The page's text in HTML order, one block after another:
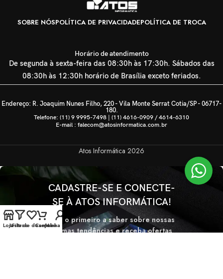
SOBRE NÓSPOLÍTICA DE PRIVACIDADEPOLÍTICA DE TROCA
Horário de atendimento
De segunda à sexta-feira das 08:30h às 17:30h. Sábados das
08:30h às 12:30h horário de Brasília exceto feriados.
Endereço: R. Joaquim Nunes Filho, 220 - Vila Monte Serrat Cotia/SP - 06717-
180.
Telefone: (11) 9 9995-7498 | (11) 4616-0909 / 4614-6310
E-mail : falecom@atosinformatica.com.br
Atos Informática 2026
CADASTRE-SE E CONECTE-
SE À ATOS INFORMÁTICA!
Seja o primeiro a saber sobre nossas
últimas tendências e receba ofertas
LojaFiltros
Lista de desejos
CarrinhoMinha conta